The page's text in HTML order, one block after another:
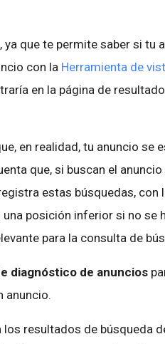
ya que te permite saber si tu
con la Herramienta de
en la página de
en realidad, tu anuncio se
que, si buscan el
estas búsquedas, con
posición inferior si no se
para la consulta de
diagnóstico de anuncios
anuncio.
los resultados de búsqueda